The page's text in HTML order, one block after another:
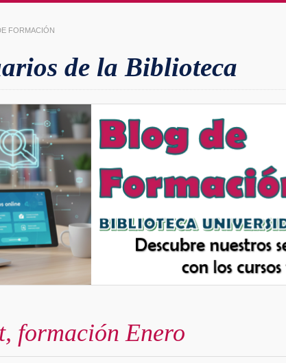
FORMACIÓN
de la Biblioteca
formación Enero